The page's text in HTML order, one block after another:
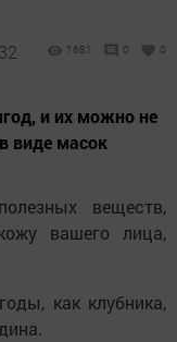
1681 0 0
и их можно не
виде масок
веществ,
вашего лица,
как клубника,